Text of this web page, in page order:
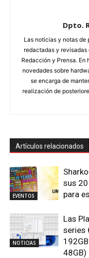
Dpto.
Las noticias y notas de
redactadas y
Redacción y Prensa.
novedades sobre
se encarga de
realización de
Artículos relacionados
EVENTOS
sus
para
NOTICIAS
Las
series
48GB)